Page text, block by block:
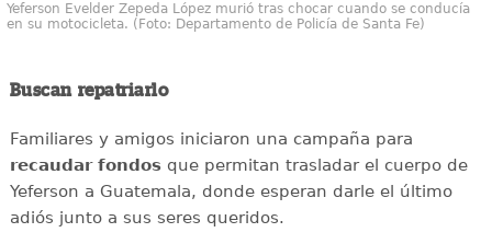
Yeferson Evelder Zepeda López murió tras chocar cuando se conducía
en su motocicleta. (Foto: Departamento de Policía de Santa Fe)
Buscan repatriarlo
Familiares y amigos iniciaron una campaña para
recaudar fondosque permitan trasladar el cuerpo de
Yeferson a Guatemala, donde esperan darle el último
adiós junto a sus seres queridos.